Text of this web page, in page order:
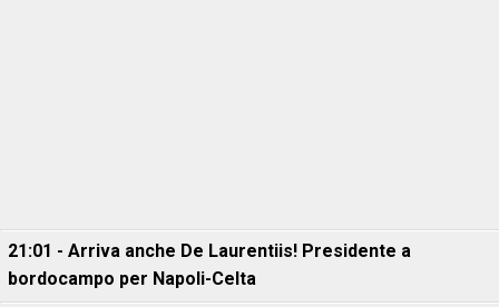
21:01 - Arriva anche De Laurentiis! Presidente a
bordocampo per Napoli-Celta